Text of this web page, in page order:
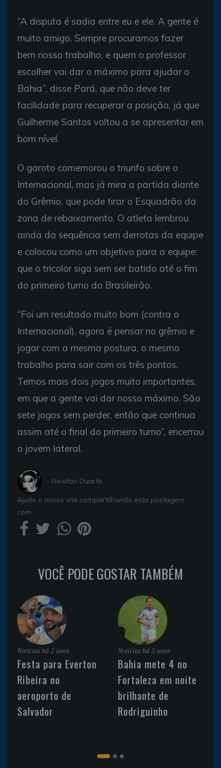
“A disputa é sadia entre eu e ele. A gente é
muito amigo. Sempre procuramos fazer
bem nosso trabalho, e quem o professor
escolher vai dar o máximo para ajudar o
Bahia”, disse Pará, que não deve ter
facilidade para recuperar a posição, já que
Guilherme Santos voltou a se apresentar em
bom nível.
O garoto comemorou o triunfo sobre o
Internacional, mas já mira a partida diante
do Grêmio, que pode tirar o Esquadrão da
zona de rebaixamento. O atleta lembrou
ainda da sequência sem derrotas da equipe
e colocou como um objetivo para a equipe:
que o tricolor siga sem ser batido até o fim
do primeiro turno do Brasileirão.
“Foi um resultado muito bom (contra o
Internacional), agora é pensar no grêmio e
jogar com a mesma postura, o mesmo
trabalho para sair com os três pontos.
Temos mais dois jogos muito importantes,
em que a gente vai dar nosso máximo. São
sete jogos sem perder, então que continua
assim até o final do primeiro turno”, encerrou
o jovem lateral.
- Newton Duarte
Ajude o nosso site compartilhando esta postagem
com
VOCÊ PODE GOSTAR TAMBÉM
Noticias há 2 anos
Festa para Everton
Ribeira no
aeroporto de
Salvador
Noticias há 5 anos
Bahia mete 4 no
Fortaleza em noite
brilhante de
Rodriguinho